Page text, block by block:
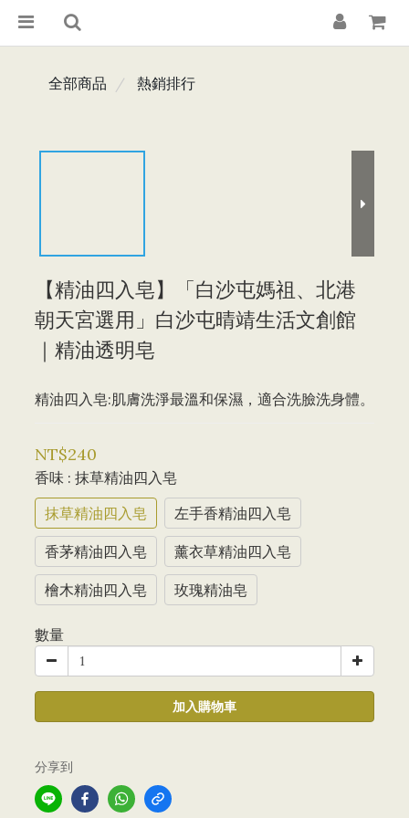
全部商品 熱銷排行
【精油四入皂】「白沙屯媽祖、北港
朝天宮選用」白沙屯晴靖生活文創館
｜精油透明皂
精油四入皂:肌膚洗淨最溫和保濕，適合洗臉洗身體。
NT$240
香味 : 抹草精油四入皂
抹草精油四入皂
左手香精油四入皂
香茅精油四入皂 薰衣草精油四入皂
檜木精油四入皂 玫瑰精油皂
數量
加入購物車
分享到